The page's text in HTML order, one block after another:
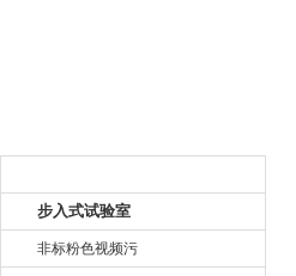
步入式试验室
非标粉色视频污